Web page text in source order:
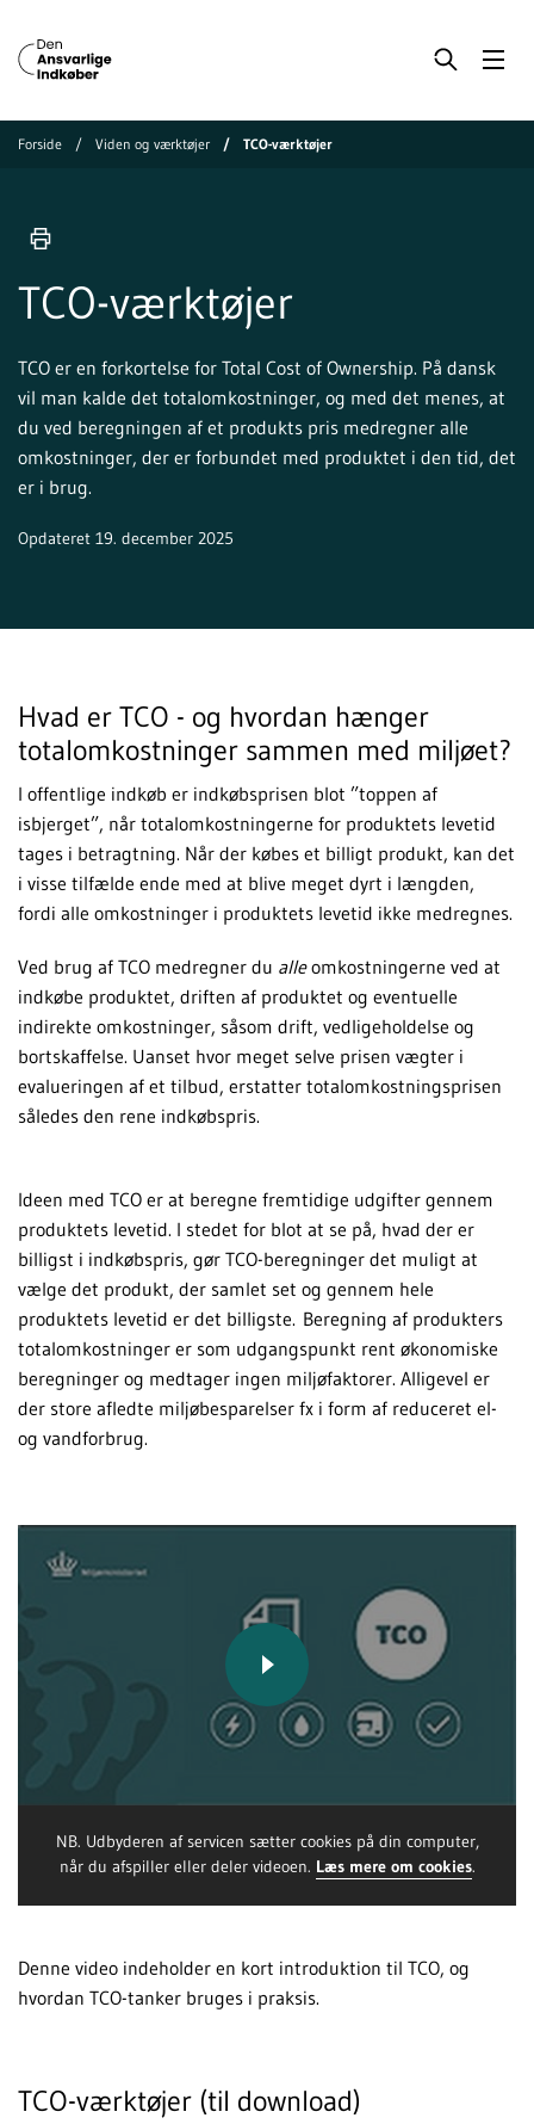
Forside Viden og værktøjer TCO-værktøjer
TCO-værktøjer
TCO er en forkortelse for Total Cost of Ownership. På dansk
vil man kalde det totalomkostninger, og med det menes, at
du ved beregningen af et produkts pris medregner alle
omkostninger, der er forbundet med produktet i den tid, det
er i brug.
Opdateret 19. december 2025
Hvad er TCO - og hvordan hænger
totalomkostninger sammen med miljøet?
I offentlige indkøb er indkøbsprisen blot ”toppen af
isbjerget”, når totalomkostningerne for produktets levetid
tages i betragtning. Når der købes et billigt produkt, kan det
i visse tilfælde ende med at blive meget dyrt i længden,
fordi alle omkostninger i produktets levetid ikke medregnes.
Ved brug af TCO medregner du alleomkostningerne ved at
indkøbe produktet, driften af produktet og eventuelle
indirekte omkostninger, såsom drift, vedligeholdelse og
bortskaffelse. Uanset hvor meget selve prisen vægter i
evalueringen af et tilbud, erstatter totalomkostningsprisen
således den rene indkøbspris.
Ideen med TCO er at beregne fremtidige udgifter gennem
produktets levetid. I stedet for blot at se på, hvad der er
billigst i indkøbspris, gør TCO-beregninger det muligt at
vælge det produkt, der samlet set og gennem hele
produktets levetid er det billigste. Beregning af produkters
totalomkostninger er som udgangspunkt rent økonomiske
beregninger og medtager ingen miljøfaktorer. Alligevel er
der store afledte miljøbesparelser fx i form af reduceret el-
og vandforbrug.
NB. Udbyderen af servicen sætter cookies på din computer,
når du afspiller eller deler videoen. Læs mere om cookies.
Denne video indeholder en kort introduktion til TCO, og
hvordan TCO-tanker bruges i praksis.
TCO-værktøjer (til download)